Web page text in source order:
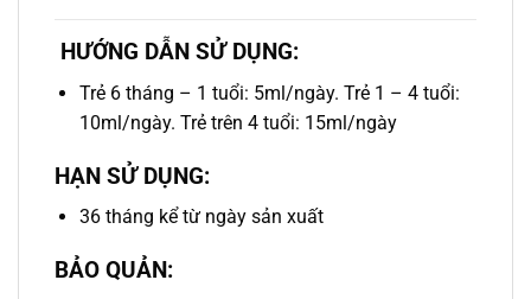
HƯỚNG DẪN SỬ DỤNG:
Trẻ 6 tháng – 1 tuổi: 5ml/ngày. Trẻ 1 – 4 tuổi:
10ml/ngày. Trẻ trên 4 tuổi: 15ml/ngày
HẠN SỬ DỤNG:
36 tháng kể từ ngày sản xuất
BẢO QUẢN: